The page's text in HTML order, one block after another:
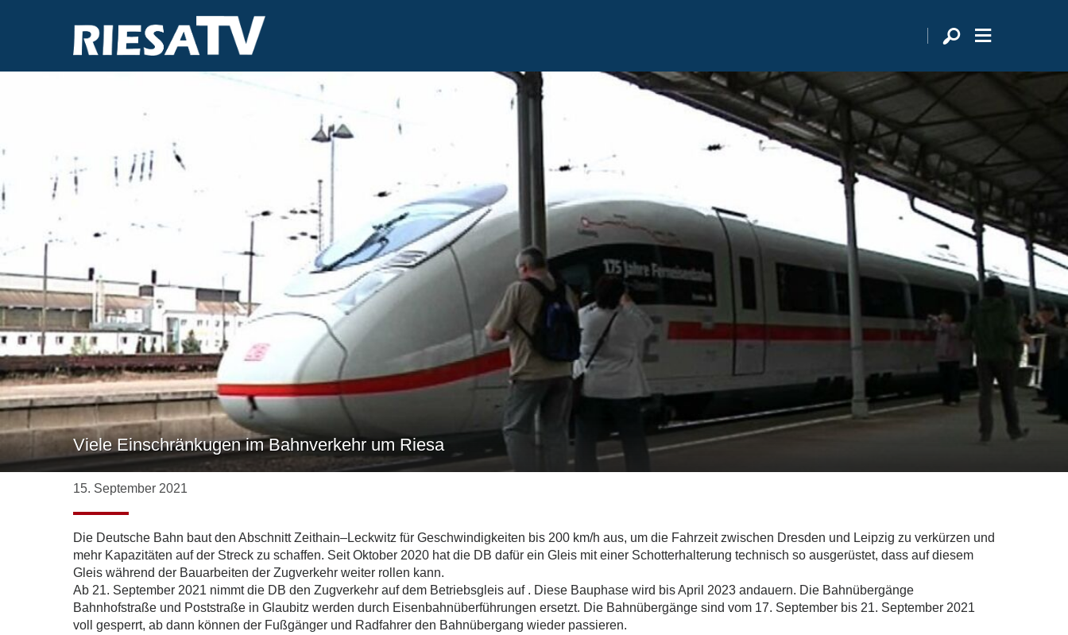
Viele Einschränkugen im Bahnverkehr um Riesa
15. September 2021
Die Deutsche Bahn baut den Abschnitt Zeithain–Leckwitz für Geschwindigkeiten bis 200 km/h aus, um die Fahrzeit zwischen Dresden und Leipzig zu verkürzen und
mehr Kapazitäten auf der Streck zu schaffen. Seit Oktober 2020 hat die DB dafür ein Gleis mit einer Schotterhalterung technisch so ausgerüstet, dass auf diesem
Gleis während der Bauarbeiten der Zugverkehr weiter rollen kann.
Ab 21. September 2021 nimmt die DB den Zugverkehr auf dem Betriebsgleis auf . Diese Bauphase wird bis April 2023 andauern. Die Bahnübergänge
Bahnhofstraße und Poststraße in Glaubitz werden durch Eisenbahnüberführungen ersetzt. Die Bahnübergänge sind vom 17. September bis 21. September 2021
voll gesperrt, ab dann können der Fußgänger und Radfahrer den Bahnübergang wieder passieren.